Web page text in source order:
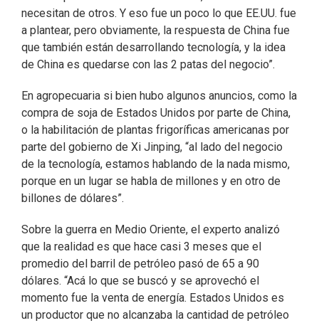
necesitan de otros. Y eso fue un poco lo que EE.UU. fue
a plantear, pero obviamente, la respuesta de China fue
que también están desarrollando tecnología, y la idea
de China es quedarse con las 2 patas del negocio”.
En agropecuaria si bien hubo algunos anuncios, como la
compra de soja de Estados Unidos por parte de China,
o la habilitación de plantas frigoríficas americanas por
parte del gobierno de Xi Jinping, “al lado del negocio
de la tecnología, estamos hablando de la nada mismo,
porque en un lugar se habla de millones y en otro de
billones de dólares”.
Sobre la guerra en Medio Oriente, el experto analizó
que la realidad es que hace casi 3 meses que el
promedio del barril de petróleo pasó de 65 a 90
dólares. “Acá lo que se buscó y se aprovechó el
momento fue la venta de energía. Estados Unidos es
un productor que no alcanzaba la cantidad de petróleo